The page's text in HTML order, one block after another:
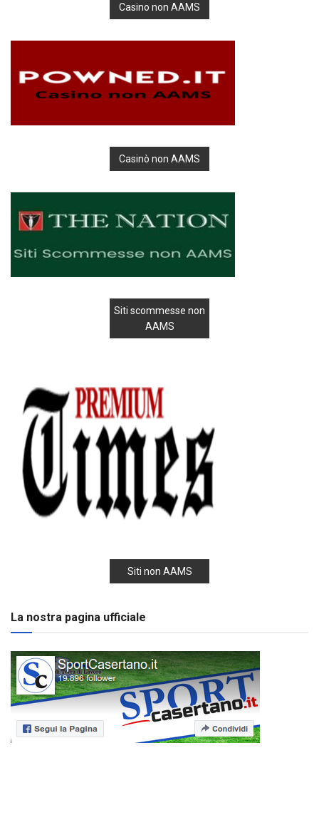
Casino non AAMS
Casinò non AAMS
Siti scommesse non
AAMS
Siti non AAMS
La nostra pagina ufficiale